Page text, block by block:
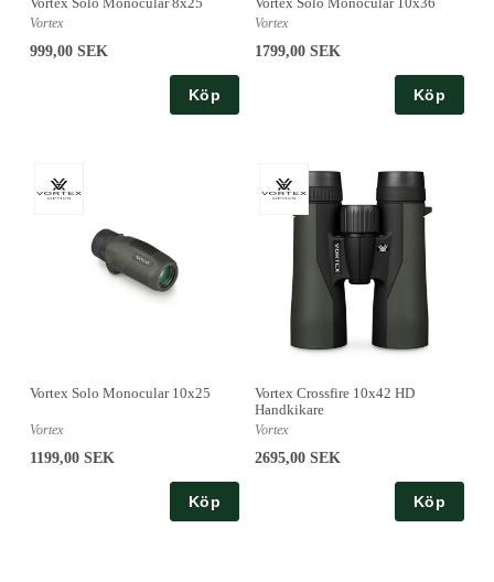
Vortex
999,00 SEK
Köp
Vortex
1799,00 SEK
Köp
Vortex Solo Monocular 10x25
Vortex
1199,00 SEK
Köp
Vortex Crossfire 10x42 HD
Handkikare
Vortex
2695,00 SEK
Köp